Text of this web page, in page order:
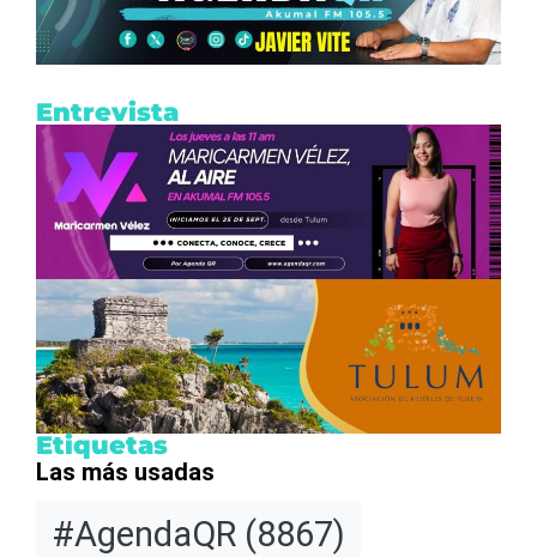
Entrevista
Etiquetas
Las más usadas
#AgendaQR (8867)